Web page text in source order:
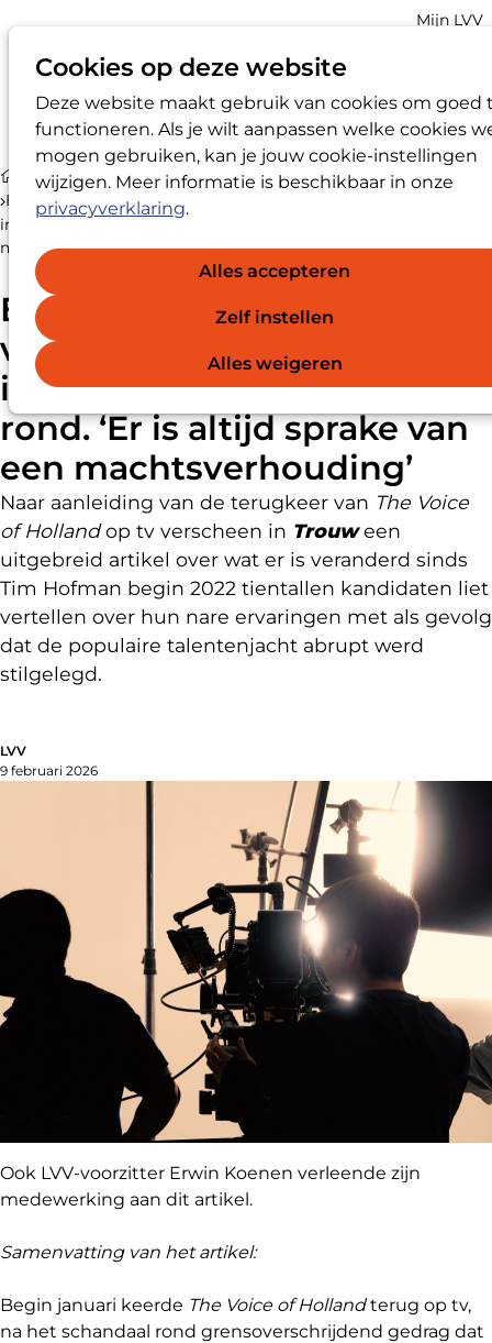
Cookies op deze website
Deze website maakt gebruik van cookies om goed
functioneren. Als je wilt aanpassen welke cookies
mogen gebruiken, kan je jouw cookie-instellingen
wijzigen. Meer informatie is beschikbaar in onze
privacyverklaring.
Alles accepteren
Zelf instellen
Alles weigeren
Zoek
Account
Mijn LVV
Nieuws
Er lopen steeds meer vertrouwenspersonen en
intimiteitscoördinatoren rond. ‘Er is altijd sprake van een
machtsverhouding’
Er lopen steeds meer
vertrouwenspersonen en
intimiteitscoördinatoren
rond. ‘Er is altijd sprake van
een machtsverhouding’
Naar aanleiding van de terugkeer van The Voice
of Hollandop tv verscheen in Trouween
uitgebreid artikel over wat er is veranderd sinds
Tim Hofman begin 2022 tientallen kandidaten liet
vertellen over hun nare ervaringen met als gevolg
dat de populaire talentenjacht abrupt werd
stilgelegd.
LVV
9 februari 2026
Ook LVV-voorzitter Erwin Koenen verleende zijn
medewerking aan dit artikel.
Samenvatting van het artikel:
Begin januari keerde The Voice of Hollandterug op tv,
na het schandaal rond grensoverschrijdend gedrag dat